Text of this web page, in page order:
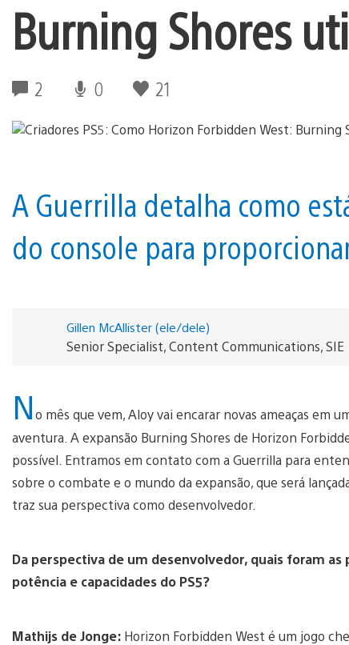
Burning Shores
2 0 21
A Guerrilla detalha como
do console para
Gillen McAllister (ele/dele)
Senior Specialist, Content Communications, SIE
No mês que vem, Aloy vai encarar novas ameaças em
aventura. A expansão Burning Shores de Horizon
possível. Entramos em contato com a Guerrilla para
sobre o combate e o mundo da expansão, que será
traz sua perspectiva como desenvolvedor.
Da perspectiva de um desenvolvedor, quais foram
potência e capacidades do PS5?
Mathijs de Jonge: Horizon Forbidden West é um jogo